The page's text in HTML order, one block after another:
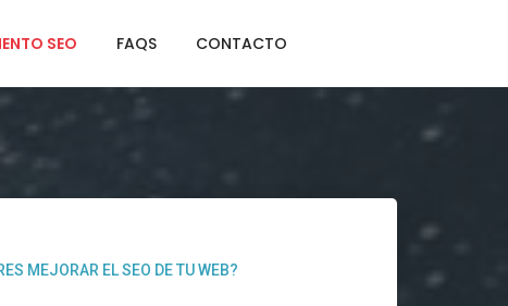
SEO FAQS CONTACTO
MEJORAR EL SEO DE TU WEB?